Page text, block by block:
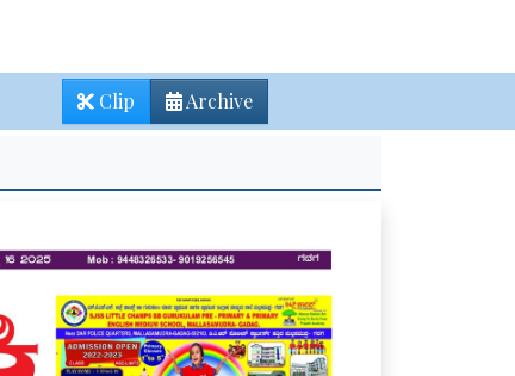
Archive
Clip